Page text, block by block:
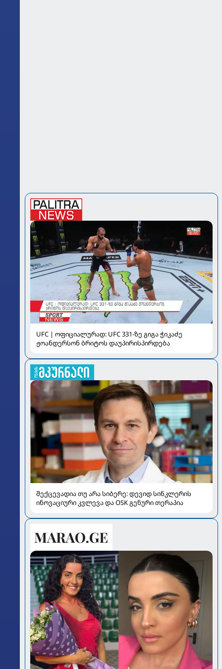
UFC | ოფიციალურად: UFC 331-ზე გიგა ჭიკაძე
ჟოანდერსონ ბრიტოს დაუპირისპირდება
შექცევადია თუ არა სიბერე: დევიდ სინკლერის
ინოვაციური კვლევა და OSK გენური თერაპია